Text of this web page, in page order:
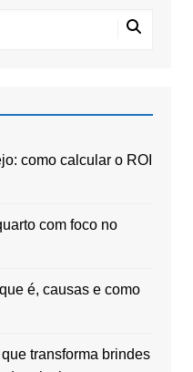
como calcular o ROI
com foco no
é, causas e como
transforma brindes